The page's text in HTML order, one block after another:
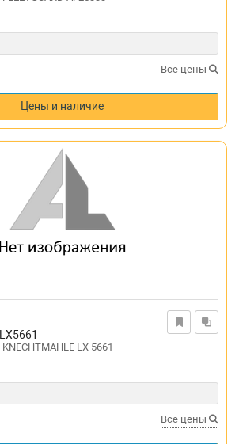
Все цены
Цены и наличие
LX5661
LX 5661
Все цены